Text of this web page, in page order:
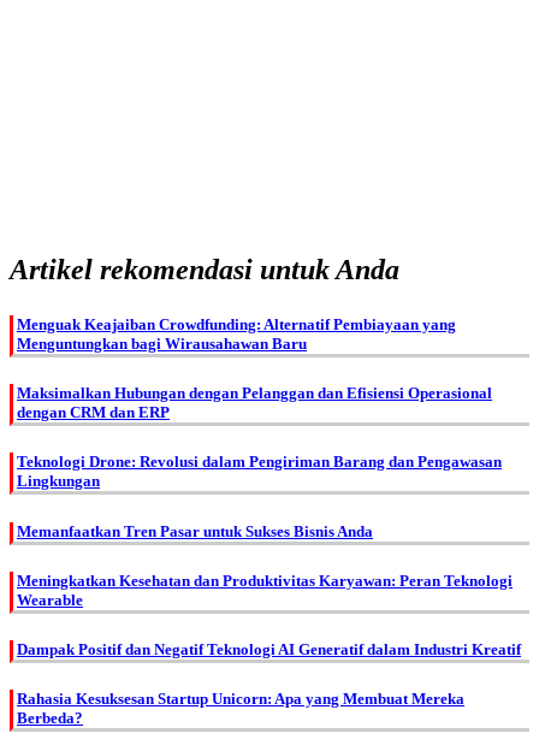
Artikel rekomendasi untuk Anda
Menguak Keajaiban Crowdfunding: Alternatif Pembiayaan yang
Menguntungkan bagi Wirausahawan Baru
Maksimalkan Hubungan dengan Pelanggan dan Efisiensi Operasional
dengan CRM dan ERP
Teknologi Drone: Revolusi dalam Pengiriman Barang dan Pengawasan
Lingkungan
Memanfaatkan Tren Pasar untuk Sukses Bisnis Anda
Meningkatkan Kesehatan dan Produktivitas Karyawan: Peran Teknologi
Wearable
Dampak Positif dan Negatif Teknologi AI Generatif dalam Industri Kreatif
Rahasia Kesuksesan Startup Unicorn: Apa yang Membuat Mereka
Berbeda?